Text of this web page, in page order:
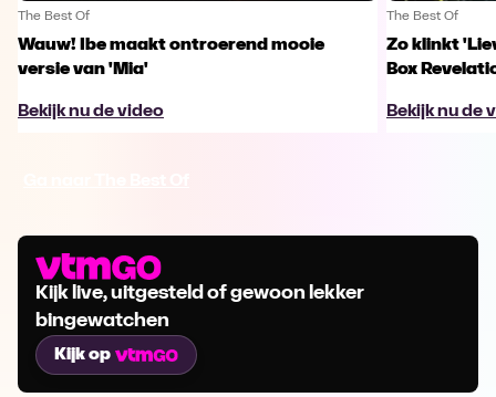
The Best Of
Wauw! Ibe maakt ontroerend mooie
versie van 'Mia'
Bekijk nu de video
The Best Of
Zo klinkt
Box
Bekijk nu de
Kijk live, uitgesteld of gewoon lekker
bingewatchen
Kijk op